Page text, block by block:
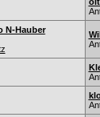
N-Hauber